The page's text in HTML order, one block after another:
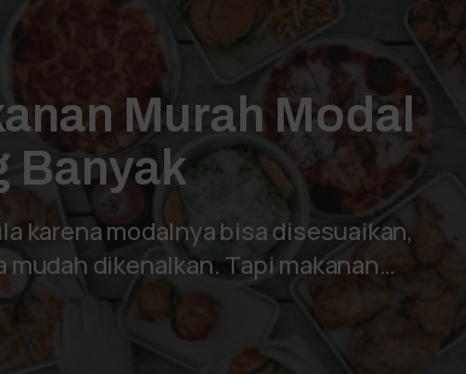
Murah Modal
Banyak
karena modalnya bisa disesuaikan,
dikenalkan. Tapi makanan…